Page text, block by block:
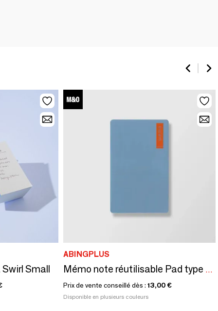
Small
ABINGPLUS
Mémo note réutilisable Pad type S / Wemo
Prix de vente conseillé dès : 13,00 €
Disponible en plusieurs couleurs